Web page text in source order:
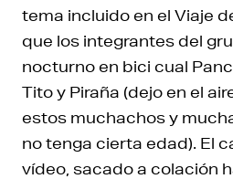
tema incluido en el Viaje
que los integrantes del
nocturno en bici cual
Tito y Piraña (dejo en el
estos muchachos y
no tenga cierta edad). El
vídeo, sacado a colación